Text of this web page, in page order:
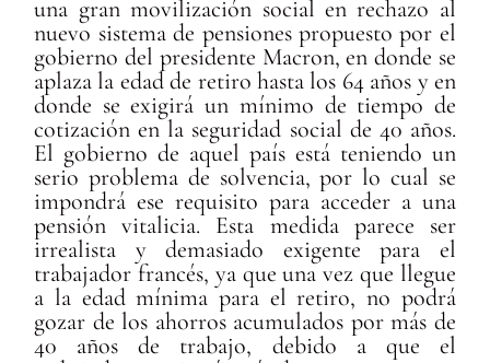
una gran movilización social en rechazo al
nuevo sistema de pensiones propuesto por el
gobierno del presidente Macron, en donde se
aplaza la edad de retiro hasta los 64 años y en
donde se exigirá un mínimo de tiempo de
cotización en la seguridad social de 40 años.
El gobierno de aquel país está teniendo un
serio problema de solvencia, por lo cual se
impondrá ese requisito para acceder a una
pensión vitalicia. Esta medida parece ser
irrealista y demasiado exigente para el
trabajador francés, ya que una vez que llegue
a la edad mínima para el retiro, no podrá
gozar de los ahorros acumulados por más de
40 años de trabajo, debido a que el